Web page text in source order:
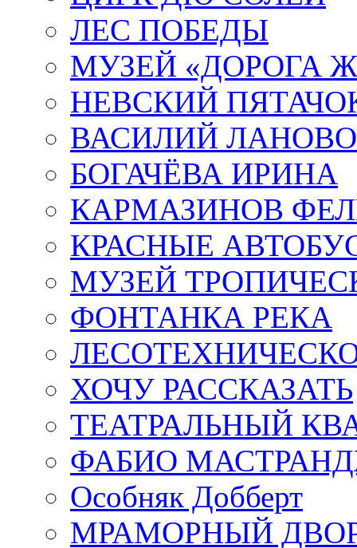
ЛЕС ПОБЕДЫ
МУЗЕЙ «ДОРОГА
НЕВСКИЙ
ВАСИЛИЙ
БОГАЧЁВА ИРИНА
КАРМАЗИНОВ
КРАСНЫЕ
МУЗЕЙ
ФОНТАНКА РЕКА
ХОЧУ РАССКАЗАТЬ
ТЕАТРАЛЬНЫЙ
ФАБИО
Особняк Добберт
МРАМОРНЫЙ